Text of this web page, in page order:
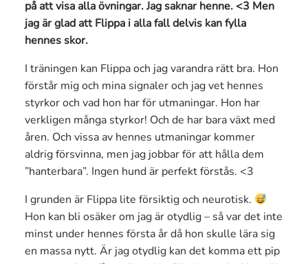
på att visa alla övningar. Jag saknar henne. <3 Men
jag är glad att Flippa i alla fall delvis kan fylla
hennes skor.
I träningen kan Flippa och jag varandra rätt bra. Hon
förstår mig och mina signaler och jag vet hennes
styrkor och vad hon har för utmaningar. Hon har
verkligen många styrkor! Och de har bara växt med
åren. Och vissa av hennes utmaningar kommer
aldrig försvinna, men jag jobbar för att hålla dem
”hanterbara”. Ingen hund är perfekt förstås. <3
I grunden är Flippa lite försiktig och neurotisk.
Hon kan bli osäker om jag är otydlig – så var det inte
minst under hennes första år då hon skulle lära sig
en massa nytt. Är jag otydlig kan det komma ett pip